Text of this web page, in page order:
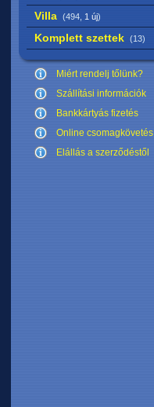
Villa (494, 1 új)
Komplett szettek (13)
Miért rendelj tőlünk?
Szállítási információk
Bankkártyás fizetés
Online csomagkövetés
Elállás a szerződéstől